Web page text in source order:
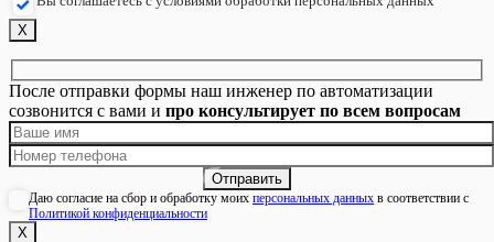
Х
После отправки формы наш инженер по автоматизации
созвонится с вами и про консультирует по всем вопросам
Даю согласие на сбор и обработку моих персональных данных в соответствии с
Политикой конфиденциальности
Х